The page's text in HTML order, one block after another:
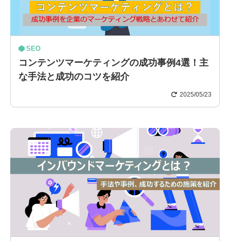
SEO
コンテンツマーケティングの成功事例4選！主
な手法と成功のコツを紹介
2025/05/23